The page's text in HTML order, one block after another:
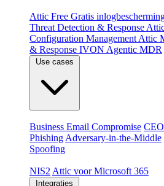
Attic Free Gratis
Threat Detection & Response
Configuration Management Attic
& Response IVON Agentic MDR
Business Email Compromise
Phishing Adversary-in-the-Middle
Spoofing
NIS2 Attic voor Microsoft 365